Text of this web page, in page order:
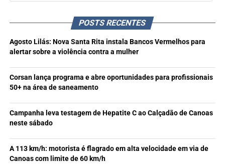
POSTS RECENTES
Agosto Lilás: Nova Santa Rita instala Bancos Vermelhos para
alertar sobre a violência contra a mulher
Corsan lança programa e abre oportunidades para profissionais
50+ na área de saneamento
Campanha leva testagem de Hepatite C ao Calçadão de Canoas
neste sábado
A 113 km/h: motorista é flagrado em alta velocidade em via de
Canoas com limite de 60 km/h